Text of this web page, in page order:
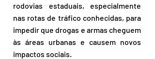
rodovias estaduais, especialmente
nas rotas de tráfico conhecidas, para
impedir que drogas e armas cheguem
às áreas urbanas e causem novos
impactos sociais.